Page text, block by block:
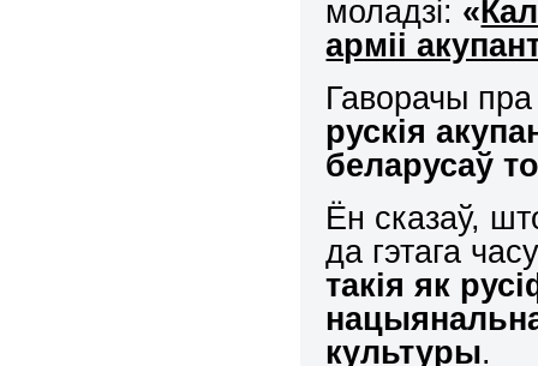
моладзі: «
арміі
Гаворачы
рускія
беларусаў
Ён сказаў,
да гэтага
такія як
культуры.